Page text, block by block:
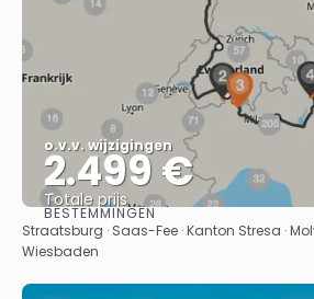
o.v.v. wijzigingen
2.499 €
Totale prijs
Bekijk
BESTEMMINGEN
Straatsburg · Saas-Fee · Kanton Stresa ·
Wiesbaden